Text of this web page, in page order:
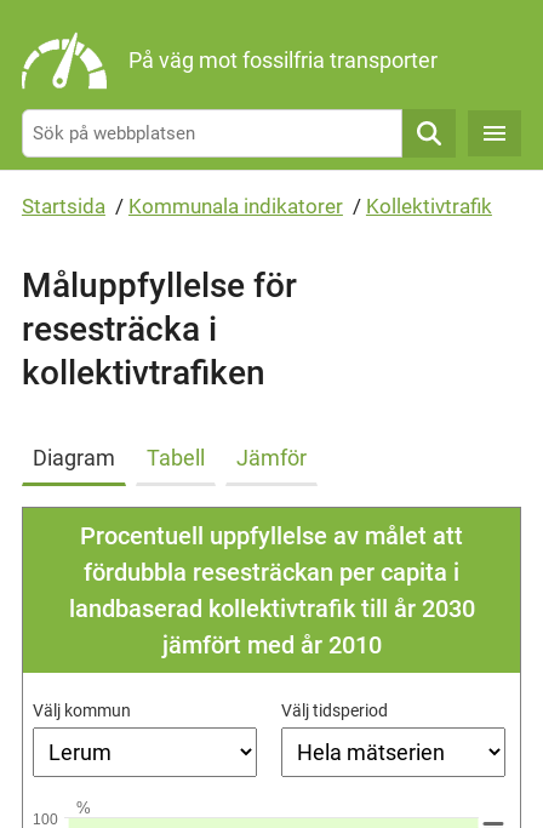
På väg mot fossilfria transporter
Sök
Startsida / Kommunala indikatorer / Kollektivtrafik
Måluppfyllelse för
resesträcka i
kollektivtrafiken
Diagram Tabell Jämför
Procentuell uppfyllelse av målet att
fördubbla resesträckan per capita i
landbaserad kollektivtrafik till år 2030
jämfört med år 2010
Välj kommun Välj tidsperiod
%
100